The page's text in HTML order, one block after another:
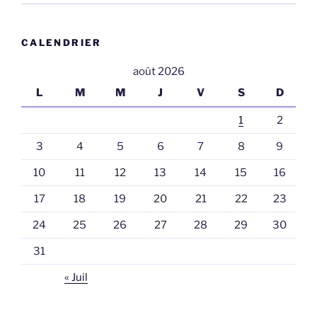
CALENDRIER
août 2026
L
M M J V S D
1 2
3 4 5 6 7 8 9
10 11 12 13 14 15 16
17 18 19 20 21 22 23
24 25 26 27 28 29 30
31
« Juil